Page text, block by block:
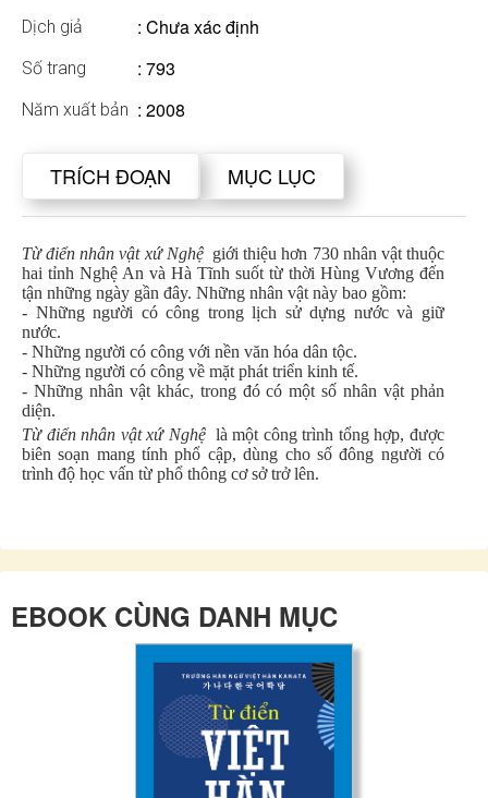
Dịch giả : Chưa xác định
Số trang : 793
Năm xuất bản : 2008
TRÍCH ĐOẠN MỤC LỤC
Từ điển nhân vật xứ Nghệ giới thiệu hơn 730 nhân vật thuộc
hai tỉnh Nghệ An và Hà Tĩnh suốt từ thời Hùng Vương đến
tận những ngày gần đây. Những nhân vật này bao gồm:
- Những người có công trong lịch sử dựng nước và giữ
nước.
- Những người có công với nền văn hóa dân tộc.
- Những người có công về mặt phát triển kinh tế.
- Những nhân vật khác, trong đó có một số nhân vật phản
diện.
Từ điển nhân vật xứ Nghệ là một công trình tổng hợp, được
biên soạn mang tính phổ cập, dùng cho số đông người có
trình độ học vấn từ phổ thông cơ sở trở lên.
EBOOK CÙNG DANH MỤC